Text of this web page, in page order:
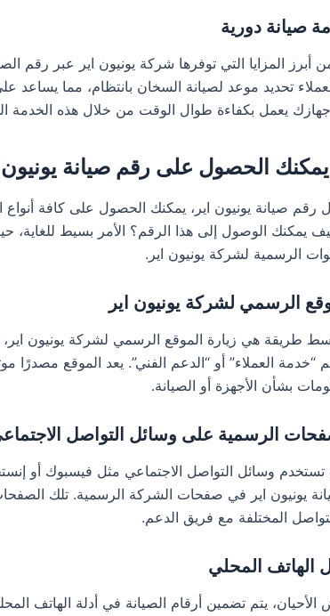
صيانة دورية
أبرز المزايا التي توفرها شركة يونيون اير عبر رقم
تحديد موعد لصيانة السخان بانتظام، مما يساعد
يعمل بكفاءة طوال الوقت من خلال هذه الخدمة
الحصول على رقم صيانة يونيون
رقم صيانة يونيون اير، يمكنك الحصول على كافة أنواع
يمكنك الوصول إلى هذا الرقم؟ الأمر بسيط للغاية،
الرسمية لشركة يونيون اير.
الرسمي لشركة يونيون اير
طريقة هي زيارة الموقع الرسمي لشركة يونيون
العملاء” أو “الدعم الفني”. يعد الموقع مصدرًا
بشأن الأجهزة أو الصيانة.
الرسمية على وسائل التواصل
تستخدم وسائل التواصل الاجتماعي مثل فيسبوك أو
يونيون اير في صفحات الشركة الرسمية. تلك
المختلفة مع فريق الدعم.
الهاتف المحلي
يتم تضمين أرقام الصيانة في أدلة الهاتف